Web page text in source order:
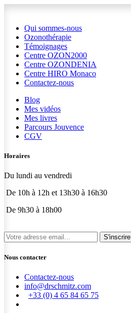
Qui sommes-nous
Ozonothérapie
Témoignages
Centre OZON2000
Centre OZONDENIA
Centre HIRO Monaco
Contactez-nous
Blog
Mes vidéos
Mes livres
Parcours Jouvence
CGV
Horaires
Du lundi au vendredi
De 10h à 12h et 13h30 à 16h30
De 9h30 à 18h00
S'inscrire
Nous contacter
Contactez-nous
info@drschmitz.com
+33 (0) 4 65 84 65 75